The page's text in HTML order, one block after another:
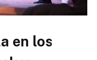
en los